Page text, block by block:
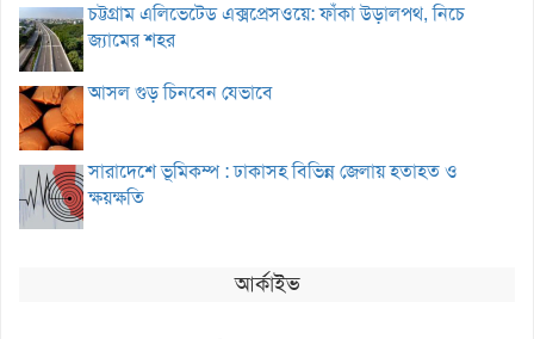
চট্টগ্রাম এলিভেটেড এক্সপ্রেসওয়ে: ফাঁকা উড়ালপথ, নিচে
জ্যামের শহর
আসল গুড় চিনবেন যেভাবে
সারাদেশে ভূমিকম্প : ঢাকাসহ বিভিন্ন জেলায় হতাহত ও
ক্ষয়ক্ষতি
আর্কাইভ